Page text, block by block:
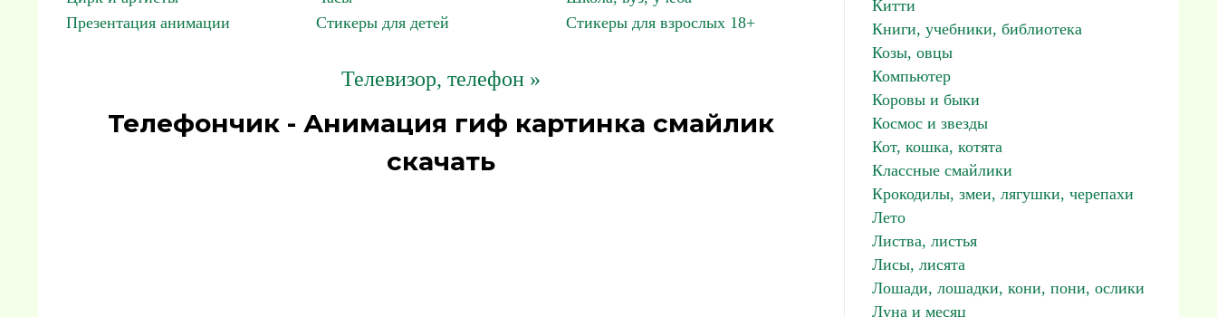
Презентация анимации
Стикеры для детей Стикеры для взрослых 18+
Телевизор, телефон »
Телефончик - Анимация гиф картинка смайлик
скачать
Китти
Книги, учебники, библиотека
Козы, овцы
Компьютер
Коровы и быки
Космос и звезды
Кот, кошка, котята
Классные смайлики
Крокодилы, змеи, лягушки, черепахи
Лето
Листва, листья
Лисы, лисята
Лошади, лошадки, кони, пони, ослики
Луна и месяц